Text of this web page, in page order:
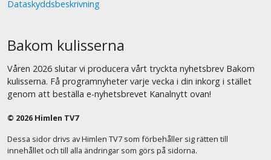
Dataskyddsbeskrivning
Bakom kulisserna
Våren 2026 slutar vi producera vårt tryckta nyhetsbrev Bakom
kulisserna. Få programnyheter varje vecka i din inkorg i stället
genom att beställa e-nyhetsbrevet Kanalnytt ovan!
© 2026 Himlen TV7
Dessa sidor drivs av Himlen TV7 som förbehåller sig rätten till
innehållet och till alla ändringar som görs på sidorna.